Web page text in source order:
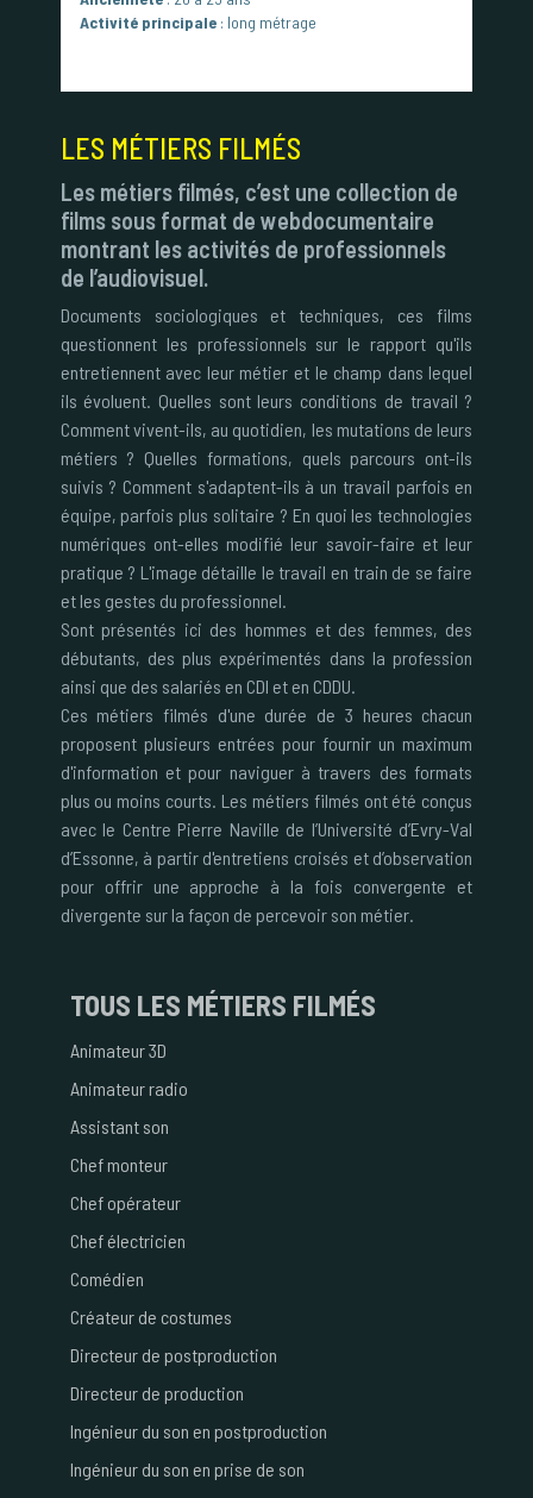
Activité principale: long métrage
LES MÉTIERS FILMÉS
Les métiers filmés, c’est une collection de
films sous format de webdocumentaire
montrant les activités de professionnels
de l’audiovisuel.
Documents sociologiques et techniques, ces films
questionnent les professionnels sur le rapport qu'ils
entretiennent avec leur métier et le champ dans lequel
ils évoluent. Quelles sont leurs conditions de travail ?
Comment vivent-ils, au quotidien, les mutations de leurs
métiers ? Quelles formations, quels parcours ont-ils
suivis ? Comment s'adaptent-ils à un travail parfois en
équipe, parfois plus solitaire ? En quoi les technologies
numériques ont-elles modifié leur savoir-faire et leur
pratique ? L'image détaille le travail en train de se faire
et les gestes du professionnel.
Sont présentés ici des hommes et des femmes, des
débutants, des plus expérimentés dans la profession
ainsi que des salariés en CDI et en CDDU.
Ces métiers filmés d'une durée de 3 heures chacun
proposent plusieurs entrées pour fournir un maximum
d'information et pour naviguer à travers des formats
plus ou moins courts. Les métiers filmés ont été conçus
avec le Centre Pierre Naville de l’Université d’Evry-Val
d’Essonne, à partir d'entretiens croisés et d’observation
pour offrir une approche à la fois convergente et
divergente sur la façon de percevoir son métier.
TOUS LES MÉTIERS FILMÉS
Animateur 3D
Animateur radio
Assistant son
Chef monteur
Chef opérateur
Chef électricien
Comédien
Créateur de costumes
Directeur de postproduction
Directeur de production
Ingénieur du son en postproduction
Ingénieur du son en prise de son